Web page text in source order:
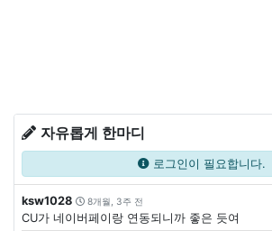
자유롭게 한마디
로그인이 필요합니다.
ksw1028 8개월, 3주 전
CU가 네이버페이랑 연동되니까 좋은 듯여